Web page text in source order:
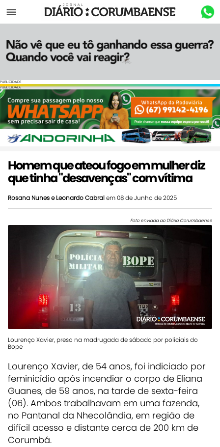
Menu
PUBLICIDADE
PUBLICIDADE
Homem que ateou fogo em mulher diz
que tinha "desavenças" com vítima
Rosana Nunes e Leonardo Cabralem 08 de Junho de 2025
Foto enviada ao Diário Corumbaense
Lourenço Xavier, preso na madrugada de sábado por policiais do
Bope
Lourenço Xavier, de 54 anos, foi indiciado por
feminicídio após incendiar o corpo de Eliana
Guanes, de 59 anos, na tarde de sexta-feira
(06). Ambos trabalhavam em uma fazenda,
no Pantanal da Nhecolândia, em região de
difícil acesso e distante cerca de 200 km de
Corumbá.